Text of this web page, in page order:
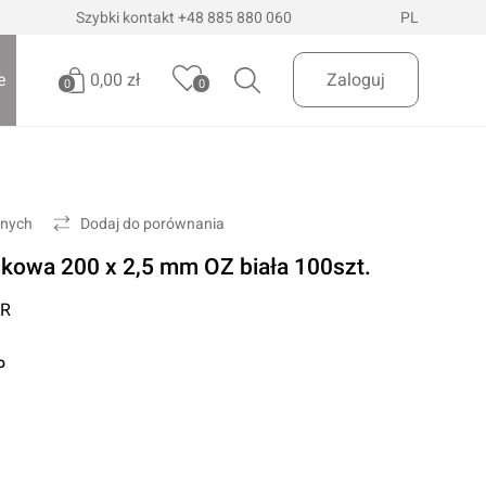
Szybki kontakt +48 885 880 060 PL
Latarki czołowe
0 0,00 zł
Realizuj zamówienie
DostawaInPost Paczkomatyjuż od 200zł
0 Zaloguj
Dodaj do porównania
200 x 2,5 mm OZ biała 100szt.